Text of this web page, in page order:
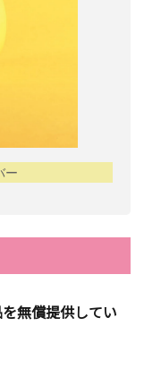
ー
無償提供してい